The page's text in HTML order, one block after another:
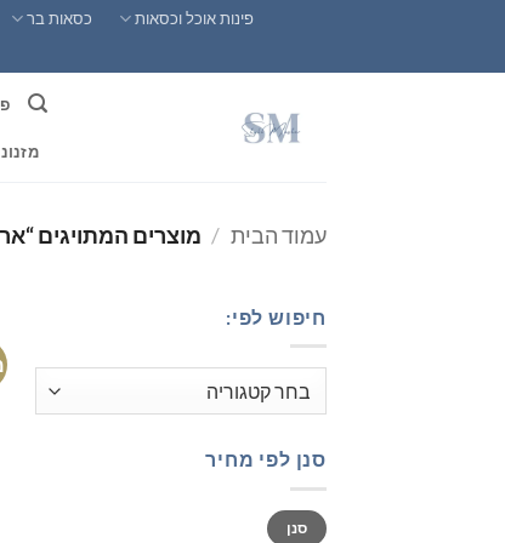
content
פינות אוכל וכסאות כסאות בר
עמוד הבית / מוצרים המתויגים “ארון 6 דגם
חיפוש לפי:
סנן לפי מחיר
מחיר
מינימלי
מחיר
מקסימלי
סנן